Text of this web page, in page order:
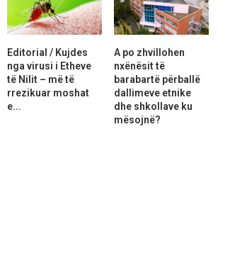
Editorial / Kujdes
nga virusi i Etheve
të Nilit – më të
rrezikuar moshat
e...
A po zhvillohen
nxënësit të
barabartë përballë
dallimeve etnike
dhe shkollave ku
mësojnë?